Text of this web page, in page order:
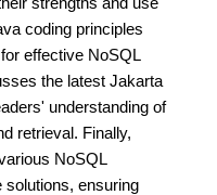
coding principles
effective NoSQL
the latest Jakarta
understanding of
retrieval. Finally,
NoSQL
solutions, ensuring